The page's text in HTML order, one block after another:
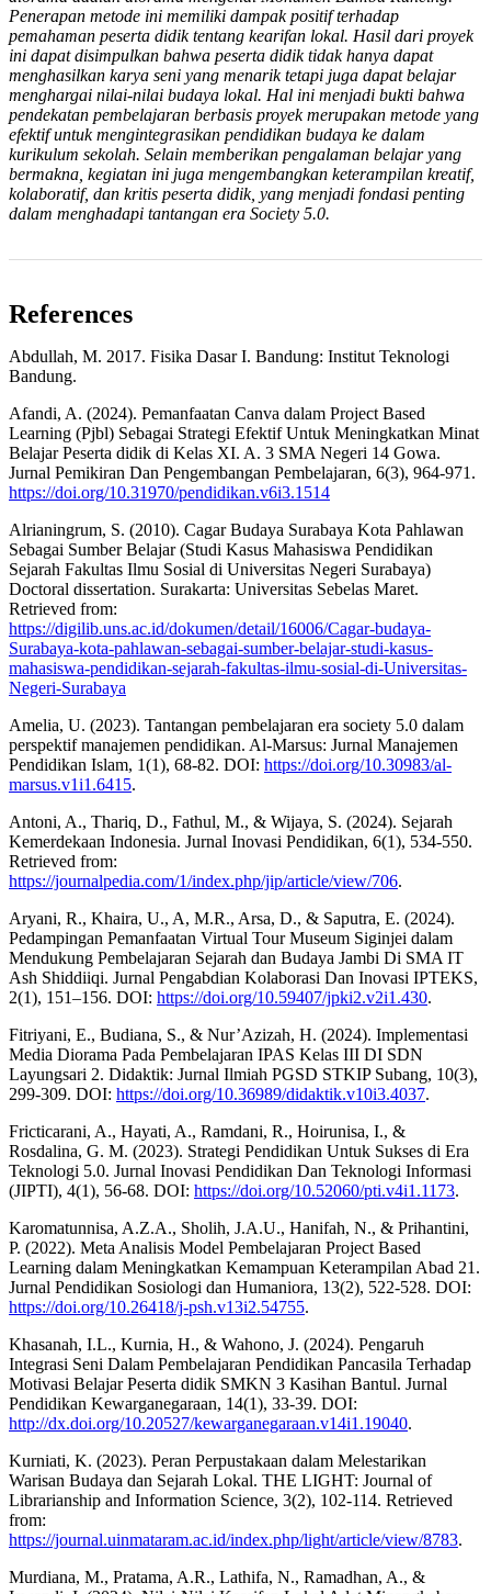
Penerapan metode ini memiliki dampak positif terhadap
pemahaman peserta didik tentang kearifan lokal. Hasil dari proyek
ini dapat disimpulkan bahwa peserta didik tidak hanya dapat
menghasilkan karya seni yang menarik tetapi juga dapat belajar
menghargai nilai-nilai budaya lokal. Hal ini menjadi bukti bahwa
pendekatan pembelajaran berbasis proyek merupakan metode yang
efektif untuk mengintegrasikan pendidikan budaya ke dalam
kurikulum sekolah. Selain memberikan pengalaman belajar yang
bermakna, kegiatan ini juga mengembangkan keterampilan kreatif,
kolaboratif, dan kritis peserta didik, yang menjadi fondasi penting
dalam menghadapi tantangan era Society 5.0.
References
Abdullah, M. 2017. Fisika Dasar I. Bandung: Institut Teknologi
Bandung.
Afandi, A. (2024). Pemanfaatan Canva dalam Project Based
Learning (Pjbl) Sebagai Strategi Efektif Untuk Meningkatkan Minat
Belajar Peserta didik di Kelas XI. A. 3 SMA Negeri 14 Gowa.
Jurnal Pemikiran Dan Pengembangan Pembelajaran, 6(3), 964-971.
https://doi.org/10.31970/pendidikan.v6i3.1514
Alrianingrum, S. (2010). Cagar Budaya Surabaya Kota Pahlawan
Sebagai Sumber Belajar (Studi Kasus Mahasiswa Pendidikan
Sejarah Fakultas Ilmu Sosial di Universitas Negeri Surabaya)
Doctoral dissertation. Surakarta: Universitas Sebelas Maret.
Retrieved from:
https://digilib.uns.ac.id/dokumen/detail/16006/Cagar-budaya-
Surabaya-kota-pahlawan-sebagai-sumber-belajar-studi-kasus-
mahasiswa-pendidikan-sejarah-fakultas-ilmu-sosial-di-Universitas-
Negeri-Surabaya
Amelia, U. (2023). Tantangan pembelajaran era society 5.0 dalam
perspektif manajemen pendidikan. Al-Marsus: Jurnal Manajemen
Pendidikan Islam, 1(1), 68-82. DOI: https://doi.org/10.30983/al-
marsus.v1i1.6415.
Antoni, A., Thariq, D., Fathul, M., & Wijaya, S. (2024). Sejarah
Kemerdekaan Indonesia. Jurnal Inovasi Pendidikan, 6(1), 534-550.
Retrieved from:
https://journalpedia.com/1/index.php/jip/article/view/706.
Aryani, R., Khaira, U., A, M.R., Arsa, D., & Saputra, E. (2024).
Pedampingan Pemanfaatan Virtual Tour Museum Siginjei dalam
Mendukung Pembelajaran Sejarah dan Budaya Jambi Di SMA IT
Ash Shiddiiqi. Jurnal Pengabdian Kolaborasi Dan Inovasi IPTEKS,
2(1), 151–156. DOI: https://doi.org/10.59407/jpki2.v2i1.430.
Fitriyani, E., Budiana, S., & Nur’Azizah, H. (2024). Implementasi
Media Diorama Pada Pembelajaran IPAS Kelas III DI SDN
Layungsari 2. Didaktik: Jurnal Ilmiah PGSD STKIP Subang, 10(3),
299-309. DOI: https://doi.org/10.36989/didaktik.v10i3.4037.
Fricticarani, A., Hayati, A., Ramdani, R., Hoirunisa, I., &
Rosdalina, G. M. (2023). Strategi Pendidikan Untuk Sukses di Era
Teknologi 5.0. Jurnal Inovasi Pendidikan Dan Teknologi Informasi
(JIPTI), 4(1), 56-68. DOI: https://doi.org/10.52060/pti.v4i1.1173.
Karomatunnisa, A.Z.A., Sholih, J.A.U., Hanifah, N., & Prihantini,
P. (2022). Meta Analisis Model Pembelajaran Project Based
Learning dalam Meningkatkan Kemampuan Keterampilan Abad 21.
Jurnal Pendidikan Sosiologi dan Humaniora, 13(2), 522-528. DOI:
https://doi.org/10.26418/j-psh.v13i2.54755.
Khasanah, I.L., Kurnia, H., & Wahono, J. (2024). Pengaruh
Integrasi Seni Dalam Pembelajaran Pendidikan Pancasila Terhadap
Motivasi Belajar Peserta didik SMKN 3 Kasihan Bantul. Jurnal
Pendidikan Kewarganegaraan, 14(1), 33-39. DOI:
http://dx.doi.org/10.20527/kewarganegaraan.v14i1.19040.
Kurniati, K. (2023). Peran Perpustakaan dalam Melestarikan
Warisan Budaya dan Sejarah Lokal. THE LIGHT: Journal of
Librarianship and Information Science, 3(2), 102-114. Retrieved
from:
https://journal.uinmataram.ac.id/index.php/light/article/view/8783.
Murdiana, M., Pratama, A.R., Lathifa, N., Ramadhan, A., &